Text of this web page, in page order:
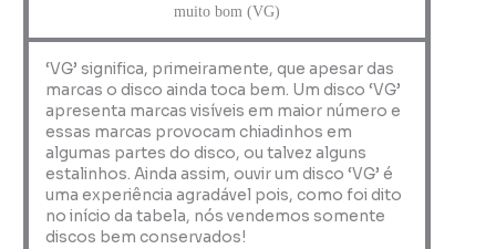
muito bom (VG)
‘VG’ significa, primeiramente, que apesar das
marcas o disco ainda toca bem. Um disco ‘VG’
apresenta marcas visíveis em maior número e
essas marcas provocam chiadinhos em
algumas partes do disco, ou talvez alguns
estalinhos. Ainda assim, ouvir um disco ‘VG’ é
uma experiência agradável pois, como foi dito
no início da tabela, nós vendemos somente
discos bem conservados!